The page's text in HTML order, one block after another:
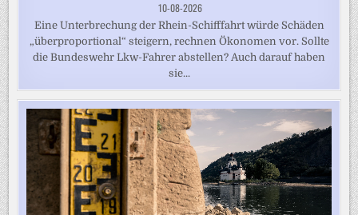
10-08-2026
Eine Unterbrechung der Rhein-Schifffahrt würde Schäden
„überproportional“ steigern, rechnen Ökonomen vor. Sollte
die Bundeswehr Lkw-Fahrer abstellen? Auch darauf haben
sie...